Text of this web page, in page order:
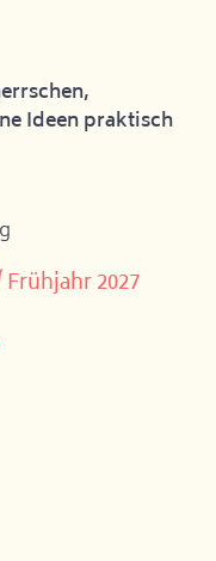
Ideen praktisch
2027